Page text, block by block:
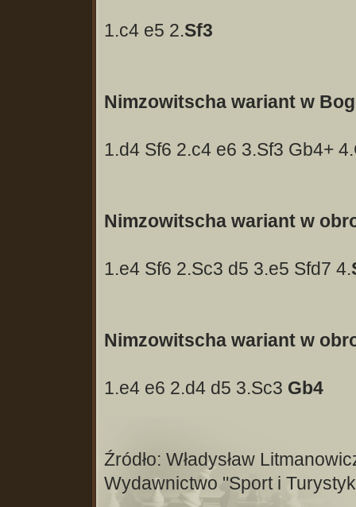
1.c4 e5 2.Sf3
Nimzowitscha wariant w
1.d4 Sf6 2.c4 e6 3.Sf3 Gb4+
Nimzowitscha wariant w
1.e4 Sf6 2.Sc3 d5 3.e5 Sfd7 4.
Nimzowitscha wariant w
1.e4 e6 2.d4 d5 3.Sc3 Gb4
Źródło: Władysław
Wydawnictwo "Sport i